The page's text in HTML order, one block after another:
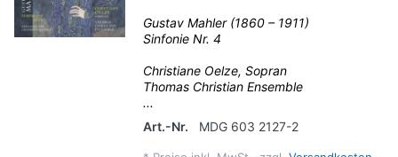
Gustav Mahler (1860 – 1911)
Sinfonie Nr. 4
Christiane Oelze, Sopran
Thomas Christian Ensemble
...
Art.-Nr.
MDG 603 2127-2